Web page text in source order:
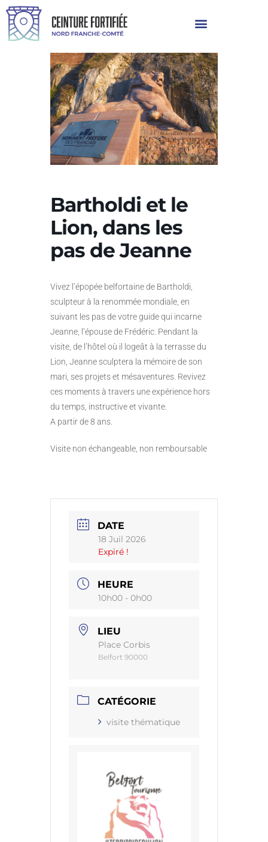
Bartholdi et le
Lion, dans les
pas de Jeanne
Vivez l’épopée belfortaine de Bartholdi,
sculpteur à la renommée mondiale, en
suivant les pas de votre guide qui incarne
Jeanne, l’épouse de Frédéric. Pendant la
visite, de l’hôtel où il logeât à la terrasse du
Lion, Jeanne sculptera la mémoire de son
mari, ses projets et mésaventures. Revivez
ces moments à travers une expérience hors
du temps, instructive et vivante.
A partir de 8 ans.
Visite non échangeable, non remboursable
DATE
18 Juil 2026
Expiré !
HEURE
10h00 - 0h00
LIEU
Place Corbis
Belfort 90000
CATÉGORIE
visite thématique